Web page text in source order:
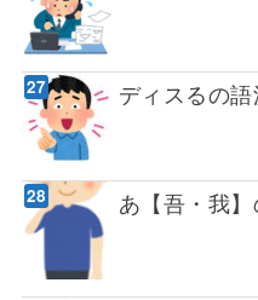
ディスるの
あ【吾・我